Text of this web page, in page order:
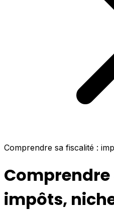
Comprendre sa fiscalité :
impôts,